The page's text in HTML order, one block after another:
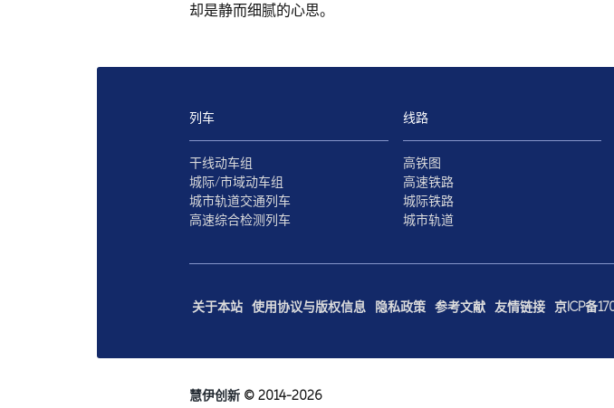
却是静而细腻的心思。
列车
干线动车组
城际/市域动车组
城市轨道交通列车
高速综合检测列车
线路
高铁图
高速铁路
城际铁路
城市轨道
关于本站 使用协议与版权信息 隐私政策 参考文献 友情链接 京ICP备
慧伊创新 © 2014-2026